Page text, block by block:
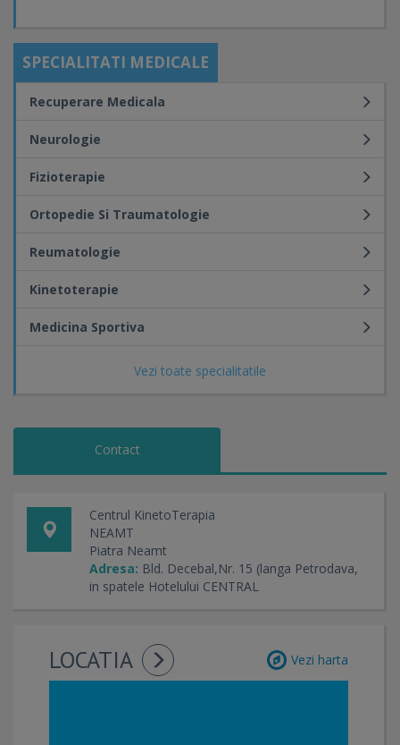
SPECIALITATI MEDICALE
Vezi toate specialitatile
Recuperare Medicala
Neurologie
Fizioterapie
Ortopedie Si Traumatologie
Reumatologie
Kinetoterapie
Medicina Sportiva
Contact
Centrul KinetoTerapia
NEAMT
Piatra Neamt
Adresa: Bld. Decebal,Nr. 15 (langa Petrodava,
in spatele Hotelului CENTRAL
LOCATIA Vezi harta